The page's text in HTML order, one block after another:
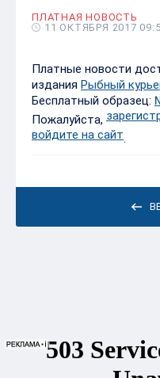
ПЛАТНАЯ НОВОСТЬ
11 ОКТЯБРЯ 2017
Платные новости
издания Рыбный
Бесплатный образец:
Пожалуйста,
войдите на сайт.